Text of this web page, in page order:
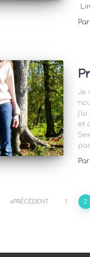
Par
Je
et
Par
PRÉCÉDENT 1 2